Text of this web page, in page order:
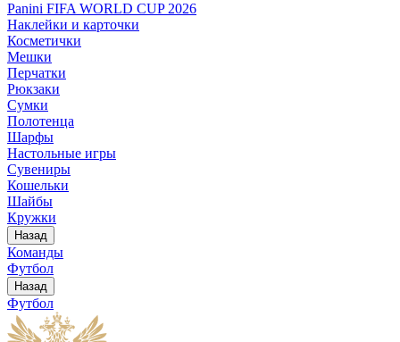
Panini FIFA WORLD CUP 2026
Наклейки и карточки
Косметички
Мешки
Перчатки
Рюкзаки
Сумки
Полотенца
Шарфы
Настольные игры
Сувениры
Кошельки
Шайбы
Кружки
Назад
Команды
Футбол
Назад
Футбол